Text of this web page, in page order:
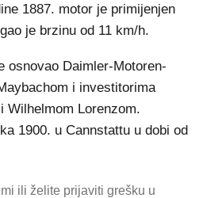
1887. motor je primijenjen
je brzinu od 11 km/h.
osnovao Daimler-Motoren-
i investitorima
Wilhelmom Lorenzom.
1900. u Cannstattu u dobi od
ili želite prijaviti grešku u